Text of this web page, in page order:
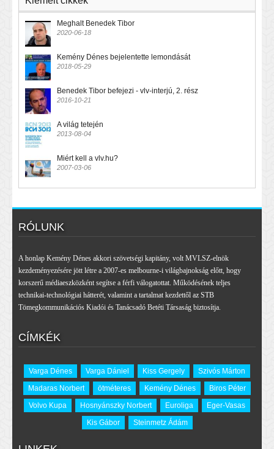
Meghalt Benedek Tibor
2020-06-18
Kemény Dénes bejelentette lemondását
2018-05-29
Benedek Tibor befejezi - vlv-interjú, 2. rész
2016-10-21
A világ tetején
2013-08-04
Miért kell a vlv.hu?
2007-03-06
RÓLUNK
A honlap Kemény Dénes akkori szövetségi kapitány, volt MVLSZ-elnök
kezdeményezésére jött létre a 2007-es melbourne-i világbajnokság előtt, hogy
korszerű médiaeszközként segítse a férfi válogatottat. Működésének teljes
technikai-technológiai hátterét, valamint a tartalmat kezdettől az STB
Tömegkommunikációs Kiadói és Tanácsadó Betéti Társaság biztosítja.
CÍMKÉK
Varga Dénes Varga Dániel Kiss Gergely
Szivós Márton
Madaras Norbert
ötméteres Kemény Dénes
Biros Péter
Volvo Kupa
Hosnyánszky Norbert Euroliga
Eger-Vasas
Kis Gábor
Steinmetz Ádám